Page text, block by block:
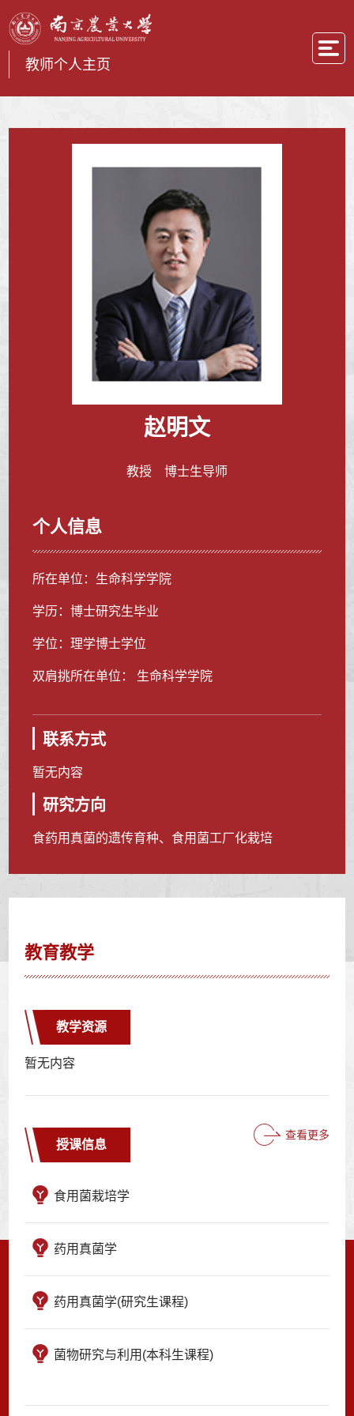
教师个人主页
赵明文
教授 博士生导师
个人信息
所在单位：生命科学学院
学历：博士研究生毕业
学位：理学博士学位
双肩挑所在单位： 生命科学学院
联系方式
暂无内容
研究方向
食药用真菌的遗传育种、食用菌工厂化栽培
教育教学
教学资源
暂无内容
授课信息
查看更多
食用菌栽培学
药用真菌学
药用真菌学(研究生课程)
菌物研究与利用(本科生课程)